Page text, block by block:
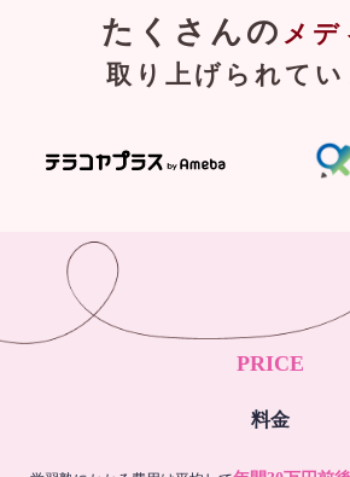
たくさんの メデ
取り上げられてい
PRICE
料金